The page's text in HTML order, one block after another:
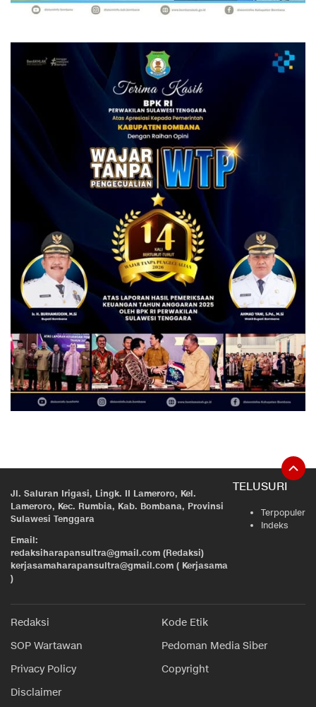
Jl. Saluran Irigasi, Lingk. II Lameroro, Kel.
Lameroro, Kec. Rumbia, Kab. Bombana, Provinsi
Sulawesi Tenggara
Email:
redaksiharapansultra@gmail.com (Redaksi)
kerjasamaharapansultra@gmail.com ( Kerjasama
)
TELUSURI
Terpopuler
Indeks
Redaksi
Kode Etik
SOP Wartawan
Pedoman Media Siber
Privacy Policy
Copyright
Disclaimer